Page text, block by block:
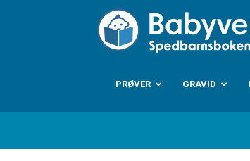
PRØVER GRAVID